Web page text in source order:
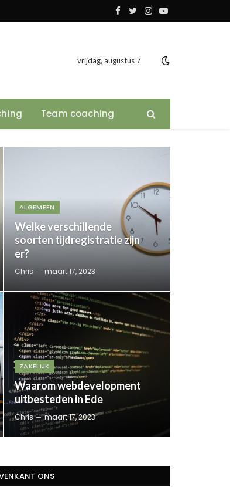
Facebook
TwitterInstagram
YouTube
vrijdag, augustus 7
Team coaching
ALGEMEEN
Welke verschillende
soorten tijdregistratie zijn
er?
Chris maart 17, 2023
ZAKELIJK
Waarom webdevelopment
uitbesteden in Ede
Chris maart 17, 2023
ONS